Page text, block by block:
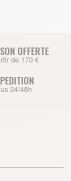
OFFERTE
de 170 €
24/48h